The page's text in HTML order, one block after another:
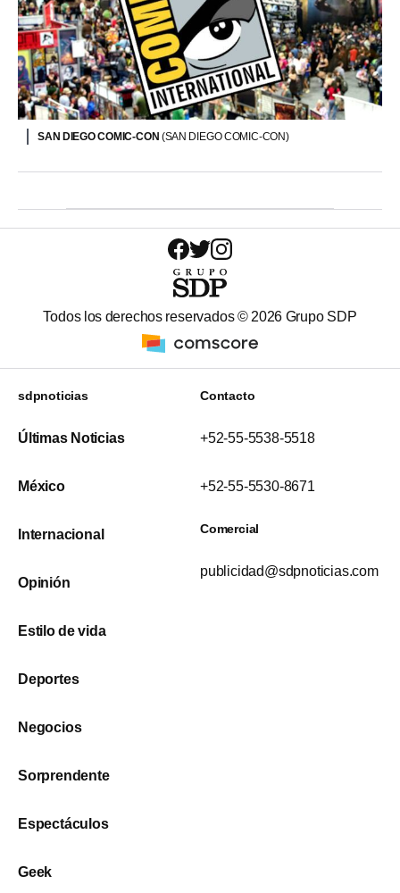
SAN DIEGO COMIC-CON (SAN DIEGO COMIC-CON)
Todos los derechos reservados © 2026 Grupo SDP
sdpnoticias
Últimas Noticias
México
Internacional
Opinión
Estilo de vida
Deportes
Negocios
Sorprendente
Espectáculos
Geek
Contacto
+52-55-5538-5518
+52-55-5530-8671
Comercial
publicidad@sdpnoticias.com